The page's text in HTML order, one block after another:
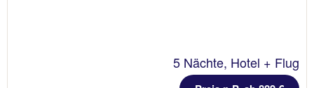
5 Nächte, Hotel + Flug